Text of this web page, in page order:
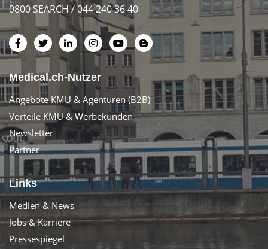
0800 SEARCH / 044 240 36 40
Medical.ch-Nutzer
Angebote KMU & Agenturen (B2B)
Vorteile KMU & Werbekunden
Newsletter
Partner
Links
Medien & News
Jobs & Karriere
Pressespiegel